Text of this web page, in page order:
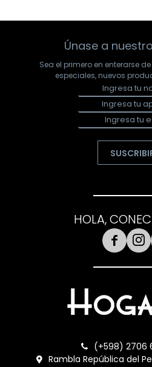
Únase a
Sea el primero en enterarse
especiales, nuevos
HOLA,
 
(+598) 2706
Rambla República del